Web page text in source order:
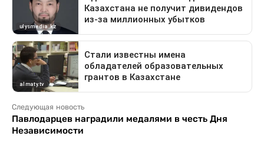
Следующая новость
Павлодарцев наградили медалями в честь Дня
Независимости